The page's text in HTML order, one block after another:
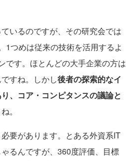
いるのですが、その研究会では
1つめは従来の技術を活用するよ
です。ほとんどの大手企業の方は
すね。しかし後者の探索的なイ
、コア・コンピタンスの議論と
。
要があります。とある外資系IT
るんですが、360度評価、目標